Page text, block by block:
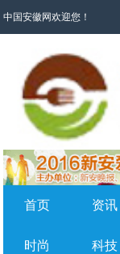
中国安徽网欢迎您！
首页 资讯
时尚 科技